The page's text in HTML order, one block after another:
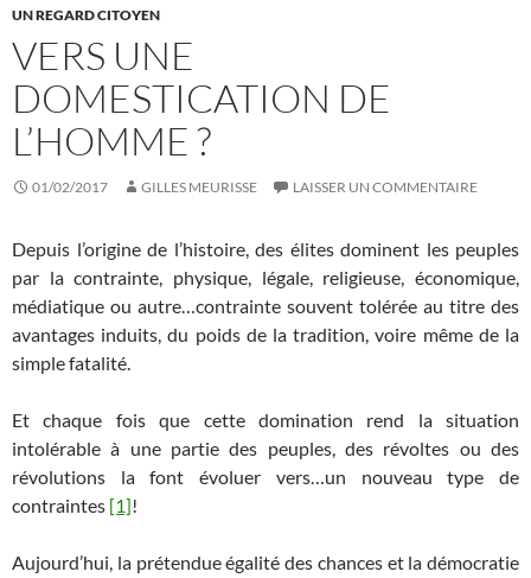
UN REGARD CITOYEN
VERS UNE
DOMESTICATION DE
L’HOMME ?
01/02/2017 GILLES MEURISSE LAISSER UN COMMENTAIRE
Depuis l’origine de l’histoire, des élites dominent les peuples
par la contrainte, physique, légale, religieuse, économique,
médiatique ou autre…contrainte souvent tolérée au titre des
avantages induits, du poids de la tradition, voire même de la
simple fatalité.
Et chaque fois que cette domination rend la situation
intolérable à une partie des peuples, des révoltes ou des
révolutions la font évoluer vers…un nouveau type de
contraintes [1]!
Aujourd’hui, la prétendue égalité des chances et la démocratie